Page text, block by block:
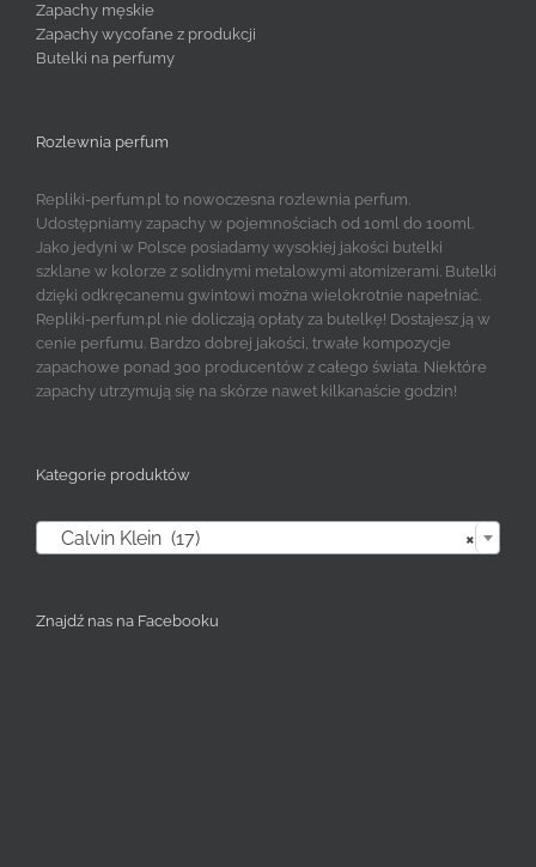
Zapachy męskie
Zapachy wycofane z produkcji
Butelki na perfumy
Rozlewnia perfum
Repliki-perfum.pl to nowoczesna rozlewnia perfum.
Udostępniamy zapachy w pojemnościach od 10ml do 100ml.
Jako jedyni w Polsce posiadamy wysokiej jakości butelki
szklane w kolorze z solidnymi metalowymi atomizerami. Butelki
dzięki odkręcanemu gwintowi można wielokrotnie napełniać.
Repliki-perfum.pl nie doliczają opłaty za butelkę! Dostajesz ją w
cenie perfumu. Bardzo dobrej jakości, trwałe kompozycje
zapachowe ponad 300 producentów z całego świata. Niektóre
zapachy utrzymują się na skórze nawet kilkanaście godzin!
Kategorie produktów
×
Calvin Klein (17)
Znajdź nas na Facebooku